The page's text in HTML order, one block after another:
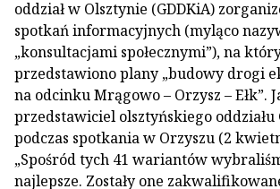
oddział w Olsztynie (GDDKiA)
spotkań informacyjnych (myląco
„konsultacjami społecznymi”), na
przedstawiono plany „budowy drogi
na odcinku Mrągowo – Orzysz – Ełk”.
przedstawiciel olsztyńskiego oddziału
podczas spotkania w Orzyszu (2
„Spośród tych 41 wariantów
najlepsze. Zostały one